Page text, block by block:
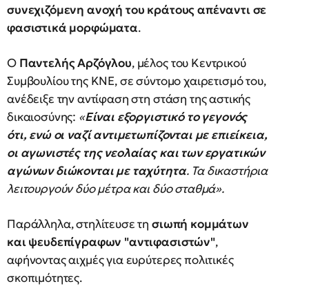
συνεχιζόμενη ανοχή του κράτους απέναντι σε
φασιστικά μορφώματα.
Ο Παντελής Αρζόγλου, μέλος του Κεντρικού
Συμβουλίου της ΚΝΕ, σε σύντομο χαιρετισμό του,
ανέδειξε την αντίφαση στη στάση της αστικής
δικαιοσύνης: «Είναι εξοργιστικό το γεγονός
ότι, ενώ οι ναζί αντιμετωπίζονται με επιείκεια,
οι αγωνιστές της νεολαίας και των εργατικών
αγώνων διώκονται με ταχύτητα. Τα δικαστήρια
λειτουργούν δύο μέτρα και δύο σταθμά».
Παράλληλα, στηλίτευσε τη σιωπή κομμάτων
και ψευδεπίγραφων "αντιφασιστών",
αφήνοντας αιχμές για ευρύτερες πολιτικές
σκοπιμότητες.